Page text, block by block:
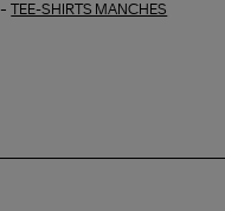
-TEE-SHIRTS MANCHES